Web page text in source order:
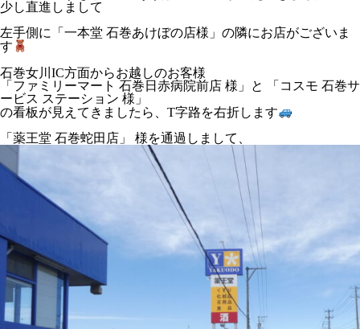
少し直進しまして
左手側に「一本堂 石巻あけぼの店様」の隣にお店がございま
す
石巻女川IC方面からお越しのお客様
「ファミリーマート 石巻日赤病院前店 様」と 「コスモ 石巻サ
ービス ステーション 様」
の看板が見えてきましたら、T字路を右折します
「薬王堂 石巻蛇田店」 様を通過しまして、